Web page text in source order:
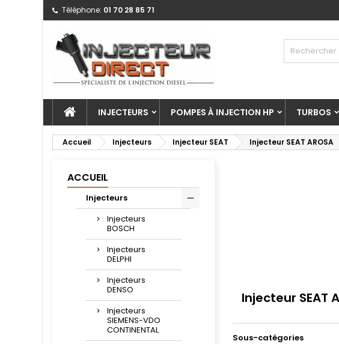
Téléphone: 01 70 28 85 71
INJECTEURS POMPES À INJECTION HP TURBOS
Accueil Injecteurs Injecteur SEAT Injecteur SEAT AROSA
ACCUEIL
Injecteurs
Injecteurs
BOSCH
Injecteurs
DELPHI
Injecteurs
DENSO
Injecteurs
SIEMENS-VDO
CONTINENTAL
Injecteur SEAT
Sous-catégories